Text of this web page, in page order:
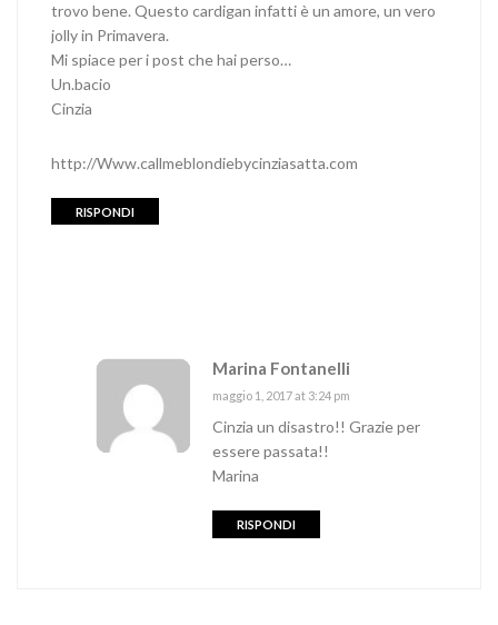
trovo bene. Questo cardigan infatti è un amore, un vero
jolly in Primavera.
Mi spiace per i post che hai perso…
Un.bacio
Cinzia
http://Www.callmeblondiebycinziasatta.com
RISPONDI
Marina Fontanelli
maggio 1, 2017 at 3:24 pm
Cinzia un disastro!! Grazie per
essere passata!!
Marina
RISPONDI